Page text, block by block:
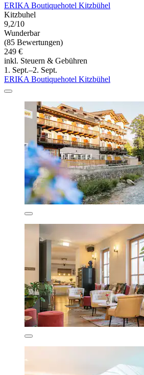
ERIKA Boutiquehotel Kitzbühel
Kitzbuhel
9,2/10
Wunderbar
(85 Bewertungen)
249 €
inkl. Steuern & Gebühren
1. Sept.–2. Sept.
ERIKA Boutiquehotel Kitzbühel